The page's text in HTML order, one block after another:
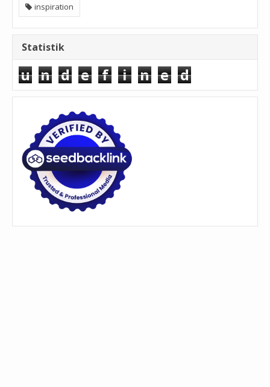
inspiration
Statistik
u n d e f i n e d